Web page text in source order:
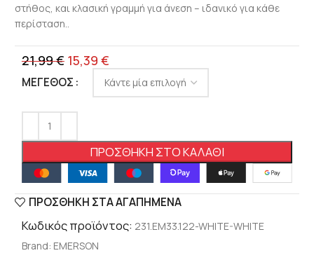
στήθος, και κλασική γραμμή για άνεση – ιδανικό για κάθε
περίσταση..
21,99€ 15,39 €
ΜΈΓΕΘΟΣ
ΠΡΟΣΘΉΚΗ ΣΤΟ ΚΑΛΆΘΙ
ΠΡΟΣΘΉΚΗ ΣΤΑ ΑΓΑΠΗΜΈΝΑ
Κωδικός προϊόντος: 231.EM33.122-WHITE-WHITE
Brand: EMERSON